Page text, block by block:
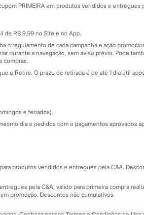
PRIMEIRA em produtos vendidos e
de R$ 9,99 no Site e no App.
o regulamento de cada campanha e ação
durante a navegação, sem aviso prévio. Pode
compras.
e Retire. O prazo de retirada é de até 1 dia útil
e feriados).
dia e pedidos com o pagamentos
produtos vendidos e entregues pela C&A.
pela C&A, válido para primeira compra
promoção. Descontos não cumulativos.